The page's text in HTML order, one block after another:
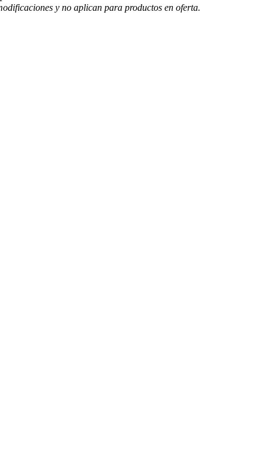
y no aplican para productos en oferta.